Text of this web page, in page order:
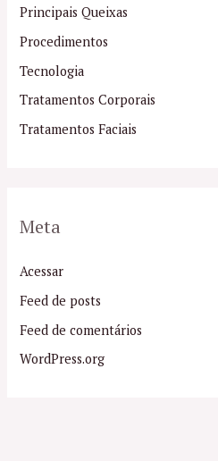
Principais Queixas
Procedimentos
Tecnologia
Tratamentos Corporais
Tratamentos Faciais
Meta
Acessar
Feed de posts
Feed de comentários
WordPress.org